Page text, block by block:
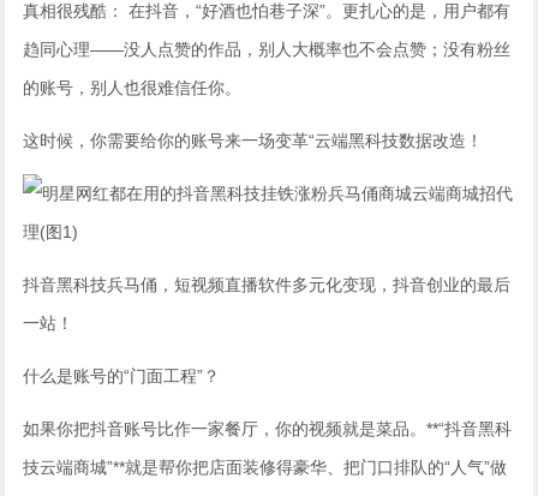
真相很残酷： 在抖音，“好酒也怕巷子深”。更扎心的是，用户都有
趋同心理——没人点赞的作品，别人大概率也不会点赞；没有粉丝
的账号，别人也很难信任你。
这时候，你需要给你的账号来一场变革“云端黑科技数据改造！
抖音黑科技兵马俑，短视频直播软件多元化变现，抖音创业的最后
一站！
什么是账号的“门面工程”？
如果你把抖音账号比作一家餐厅，你的视频就是菜品。**“抖音黑科
技云端商城”**就是帮你把店面装修得豪华、把门口排队的“人气”做